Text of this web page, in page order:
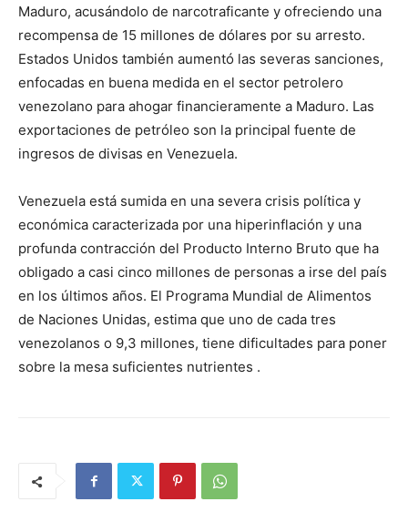
Maduro, acusándolo de narcotraficante y ofreciendo una
recompensa de 15 millones de dólares por su arresto.
Estados Unidos también aumentó las severas sanciones,
enfocadas en buena medida en el sector petrolero
venezolano para ahogar financieramente a Maduro. Las
exportaciones de petróleo son la principal fuente de
ingresos de divisas en Venezuela.
Venezuela está sumida en una severa crisis política y
económica caracterizada por una hiperinflación y una
profunda contracción del Producto Interno Bruto que ha
obligado a casi cinco millones de personas a irse del país
en los últimos años. El Programa Mundial de Alimentos
de Naciones Unidas, estima que uno de cada tres
venezolanos o 9,3 millones, tiene dificultades para poner
sobre la mesa suficientes nutrientes .